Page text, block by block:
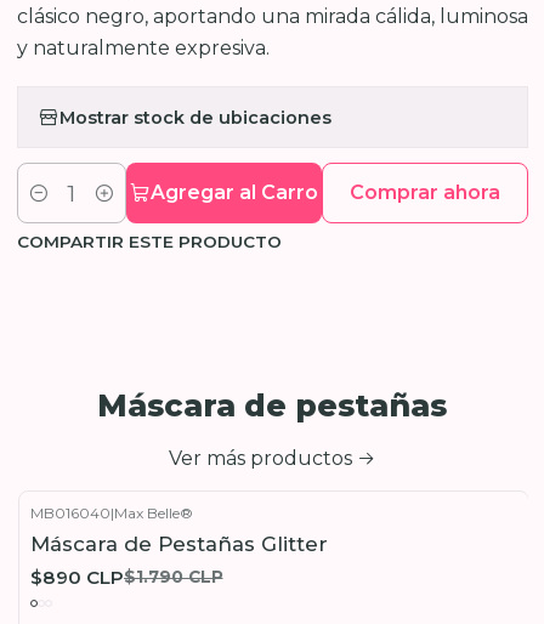
clásico negro, aportando una mirada cálida, luminosa
y naturalmente expresiva.
Mostrar stock de ubicaciones
Cantidad
Agregar al Carro Comprar ahora
COMPARTIR ESTE PRODUCTO
Máscara de pestañas
Ver más productos
MB016040|Max Belle®
Máscara de Pestañas Glitter
$890 CLP$1.790 CLP